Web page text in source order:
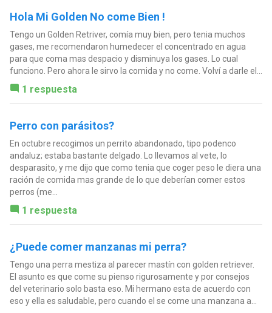
Hola Mi Golden No come Bien !
Tengo un Golden Retriver, comía muy bien, pero tenia muchos
gases, me recomendaron humedecer el concentrado en agua
para que coma mas despacio y disminuya los gases. Lo cual
funciono. Pero ahora le sirvo la comida y no come. Volví a darle el...
1 respuesta
Perro con parásitos?
En octubre recogimos un perrito abandonado, tipo podenco
andaluz; estaba bastante delgado. Lo llevamos al vete, lo
desparasito, y me dijo que como tenia que coger peso le diera una
ración de comida mas grande de lo que deberían comer estos
perros (me...
1 respuesta
¿Puede comer manzanas mi perra?
Tengo una perra mestiza al parecer mastín con golden retriever.
El asunto es que come su pienso rigurosamente y por consejos
del veterinario solo basta eso. Mi hermano esta de acuerdo con
eso y ella es saludable, pero cuando el se come una manzana a...